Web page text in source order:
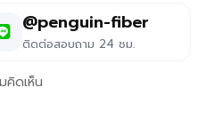
@penguin-fiber
ติดต่อสอบถาม 24 ชม.
คิดเห็น